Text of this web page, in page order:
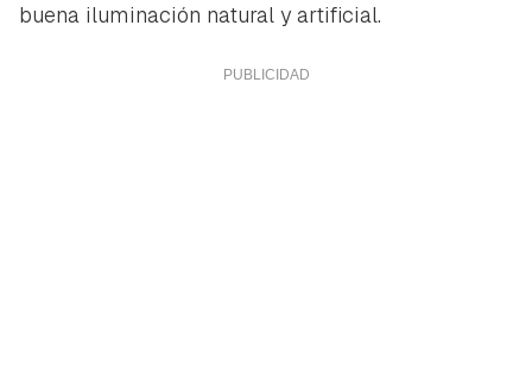
buena iluminación natural y artificial.